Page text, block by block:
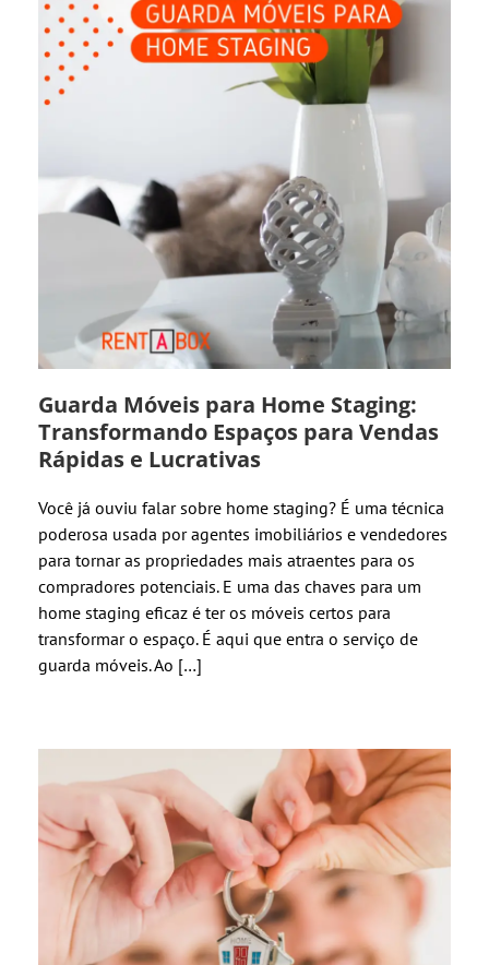
Guarda Móveis para Home Staging:
Transformando Espaços para Vendas
Rápidas e Lucrativas
Você já ouviu falar sobre home staging? É uma técnica
poderosa usada por agentes imobiliários e vendedores
para tornar as propriedades mais atraentes para os
compradores potenciais. E uma das chaves para um
home staging eficaz é ter os móveis certos para
transformar o espaço. É aqui que entra o serviço de
guarda móveis. Ao […]